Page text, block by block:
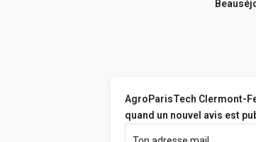
AgroParisTech Clermont-
quand un nouvel avis est